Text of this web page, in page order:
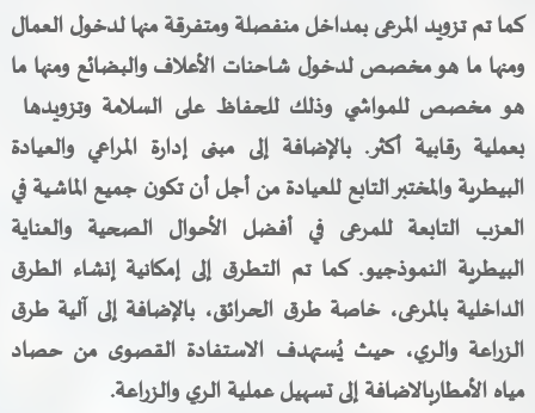
كما تم تزويد المرعى بمداخل منفصلة ومتفرقة منها لدخول العمال
ومنها ما هو مخصص لدخول شاحنات الأعلاف والبضائع ومنها ما
هو مخصص للمواشي وذلك للحفاظ على السلامة وتزويدها
بعملية رقابية أكثر. بالإضافة إلى مبنى إدارة المراعي والعيادة
البيطرية والمختبر التابع للعيادة من أجل أن تكون جميع الماشية في
العزب التابعة للمرعى في أفضل الأحوال الصحية والعناية
البيطرية النموذجيو. كما تم التطرق إلى إمكانية إنشاء الطرق
الداخلية بالمرعى، خاصة طرق الحرائق، بالإضافة إلى آلية طرق
الزراعة والري، حيث يُستهدف الاستفادة القصوى من حصاد
مياه الأمطاربالاضافة إلى تسهيل عملية الري والزراعة.